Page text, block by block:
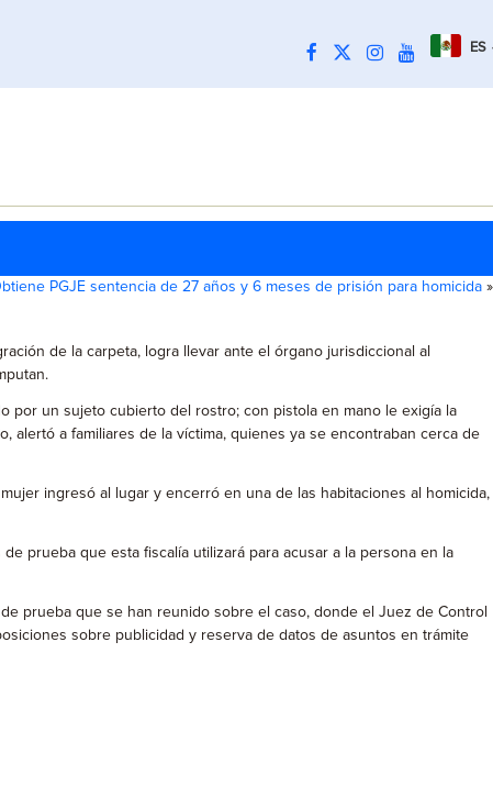
ES
PGJE sentencia de 27 años y 6 meses de prisión para homicida »
de la carpeta, logra llevar ante el órgano jurisdiccional al
por un sujeto cubierto del rostro; con pistola en mano le exigía la
alertó a familiares de la víctima, quienes ya se encontraban cerca de
ingresó al lugar y encerró en una de las habitaciones al homicida,
prueba que esta fiscalía utilizará para acusar a la persona en la
prueba que se han reunido sobre el caso, donde el Juez de Control
sobre publicidad y reserva de datos de asuntos en trámite